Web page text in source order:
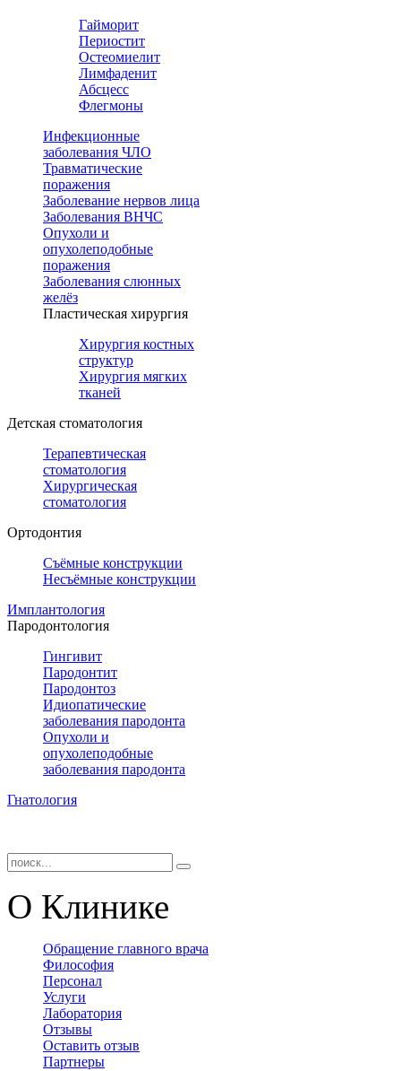
Гайморит
Периостит
Остеомиелит
Лимфаденит
Абсцесс
Флегмоны
Инфекционные
заболевания ЧЛО
Травматические
поражения
Заболевание нервов лица
Заболевания ВНЧС
Опухоли и
опухолеподобные
поражения
Заболевания слюнных
желёз
Пластическая хирургия
Хирургия костных
структур
Хирургия мягких
тканей
Детская стоматология
Терапевтическая
стоматология
Хирургическая
стоматология
Ортодонтия
Съёмные конструкции
Несъёмные конструкции
Имплантология
Пародонтология
Гингивит
Пародонтит
Пародонтоз
Идиопатические
заболевания пародонта
Опухоли и
опухолеподобные
заболевания пародонта
Гнатология
О Клинике
Обращение главного врача
Философия
Персонал
Услуги
Лаборатория
Отзывы
Оставить отзыв
Партнеры